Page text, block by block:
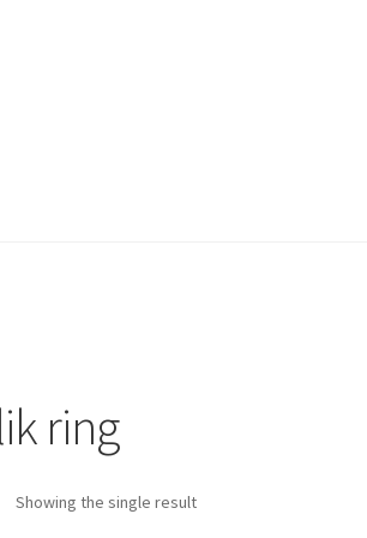
ring
Showing the single result